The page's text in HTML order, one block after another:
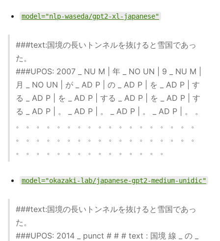
model="nlp-waseda/gpt2-xl-japanese"
###text:国境の長いトンネルを抜けると雪国であっ
た。
###UPOS: 2007 _ NU M | 年 _ NO UN | 9 _ NU M |
月 _ NO UN | が _ AD P | の _ AD P | を _ AD P | す
る _ AD P | を _ AD P | する _ AD P | を _ AD P | す
る _ AD P | 。 _ AD P | 。 _ AD P | 。 _ AD P | 。 。
。 。 。 。 。 。 。 。 。 。 。 。 。 。 。 。 。 。
。 。 。 。 。 。 。 。 。 。 。 。 。 。 。 。 。 。
。 。 。 。 。 。 。 。 。 。 。 。 。 。 。
model="okazaki-lab/japanese-gpt2-medium-unidic"
###text:国境の長いトンネルを抜けると雪国であっ
た。
###UPOS: 2014 _ punct # # # text : 国境 線 _ の _